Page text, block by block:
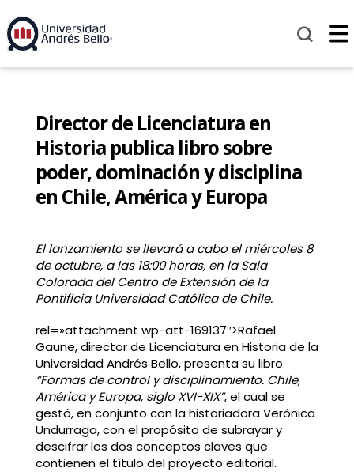
Director de Licenciatura en
Historia publica libro sobre
poder, dominación y disciplina
en Chile, América y Europa
El lanzamiento se llevará a cabo el miércoles 8
de octubre, a las 18:00 horas, en la Sala
Colorada del Centro de Extensión de la
Pontificia Universidad Católica de Chile.
rel=»attachment wp-att-169137″>Rafael
Gaune, director de Licenciatura en Historiade la
Universidad Andrés Bello, presenta su libro
“Formas de control y disciplinamiento. Chile,
América y Europa, siglo XVI-XIX”, el cual se
gestó, en conjunto con la historiadora Verónica
Undurraga, con el propósito de subrayar y
descifrar los dos conceptos claves que
contienen el título del proyecto editorial.